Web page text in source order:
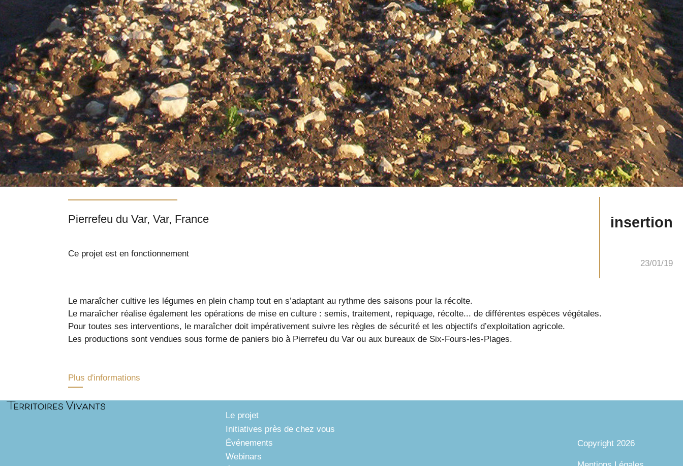
23/01/19
insertion
Pierrefeu du Var, Var, France
Ce projet est en fonctionnement
Le maraîcher cultive les légumes en plein champ tout en s’adaptant au rythme des saisons pour la récolte.
Le maraîcher réalise également les opérations de mise en culture : semis, traitement, repiquage, récolte... de différentes espèces végétales.
Pour toutes ses interventions, le maraîcher doit impérativement suivre les règles de sécurité et les objectifs d’exploitation agricole.
Les productions sont vendues sous forme de paniers bio à Pierrefeu du Var ou aux bureaux de Six-Fours-les-Plages.
Plus d'informations
Le projet
Initiatives près de chez vous
Événements
Webinars
Copyright 2026